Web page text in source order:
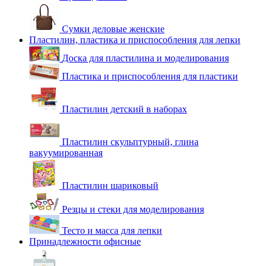
Сумки деловые женские
Пластилин, пластика и приспособления для лепки
Доска для пластилина и моделирования
Пластика и приспособления для пластики
Пластилин детский в наборах
Пластилин скульптурный, глина
вакуумированная
Пластилин шариковый
Резцы и стеки для моделирования
Тесто и масса для лепки
Принадлежности офисные